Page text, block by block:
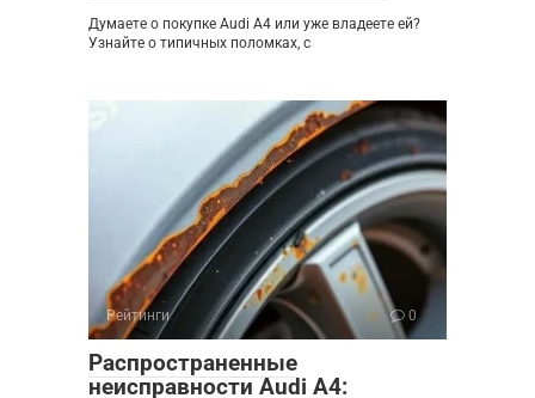
Думаете о покупке Audi A4 или уже владеете ей?
Узнайте о типичных поломках, с
Рейтинги 0
Распространенные
неисправности Audi A4: